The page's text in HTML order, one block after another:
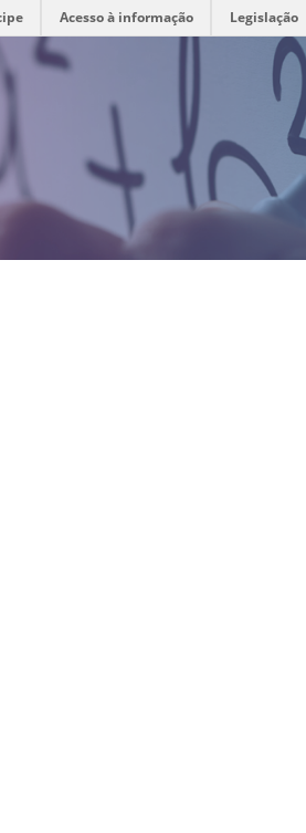
Acesso à informação Legislação